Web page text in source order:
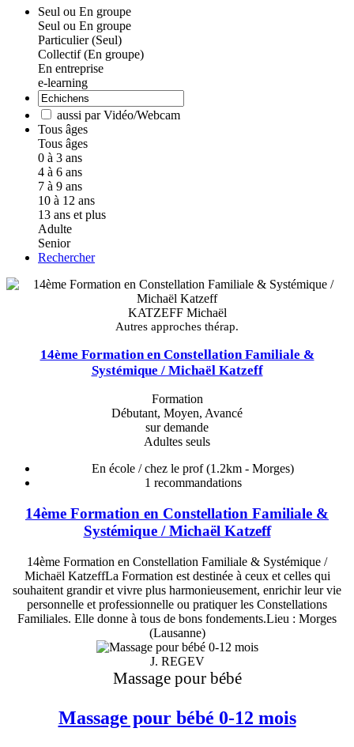
Seul ou En groupe
Seul ou En groupe
Particulier (Seul)
Collectif (En groupe)
En entreprise
e-learning
aussi par Vidéo/Webcam
Tous âges
Tous âges
0 à 3 ans
4 à 6 ans
7 à 9 ans
10 à 12 ans
13 ans et plus
Adulte
Senior
Rechercher
KATZEFF Michaël
Autres approches thérap.
14ème Formation en Constellation Familiale &
Systémique / Michaël Katzeff
Formation
Débutant, Moyen, Avancé
sur demande
Adultes seuls
En école / chez le prof(1.2km - Morges)
1 recommandations
14ème Formation en Constellation Familiale &
Systémique / Michaël Katzeff
14ème Formation en Constellation Familiale & Systémique /
Michaël KatzeffLa Formation est destinée à ceux et celles qui
souhaitent grandir et vivre plus harmonieusement, enrichir leur vie
personnelle et professionnelle ou pratiquer les Constellations
Familiales. Elle donne à tous de bons fondements.Lieu : Morges
(Lausanne)
J. REGEV
Massage pour bébé
Massage pour bébé 0-12 mois